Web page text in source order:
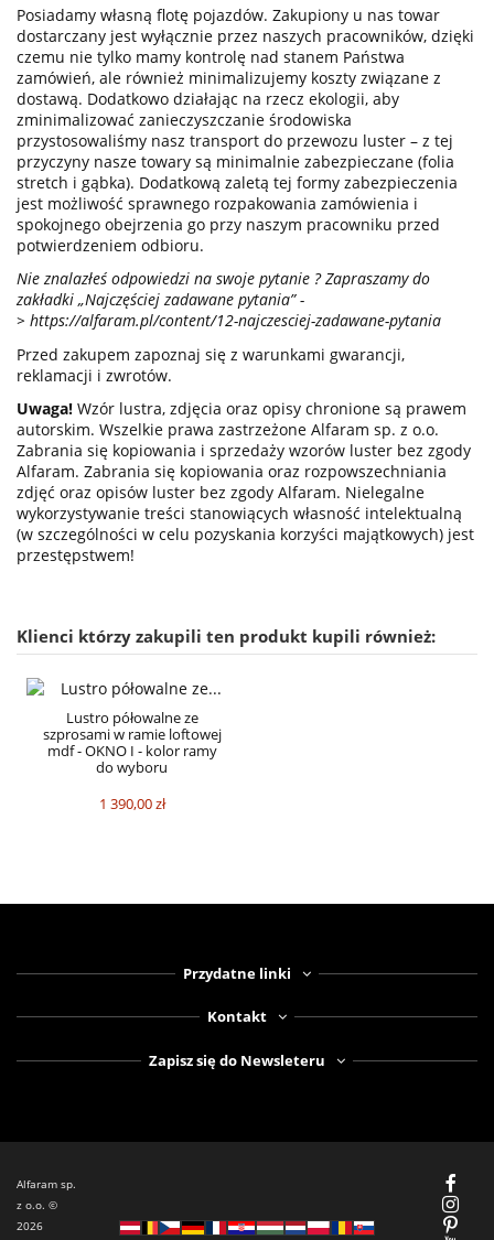
Posiadamy własną flotę pojazdów. Zakupiony u nas towar
dostarczany jest wyłącznie przez naszych pracowników, dzięki
czemu nie tylko mamy kontrolę nad stanem Państwa
zamówień, ale również minimalizujemy koszty związane z
dostawą. Dodatkowo działając na rzecz ekologii, aby
zminimalizować zanieczyszczanie środowiska
przystosowaliśmy nasz transport do przewozu luster – z tej
przyczyny nasze towary są minimalnie zabezpieczane (folia
stretch i gąbka). Dodatkową zaletą tej formy zabezpieczenia
jest możliwość sprawnego rozpakowania zamówienia i
spokojnego obejrzenia go przy naszym pracowniku przed
potwierdzeniem odbioru.
Nie znalazłeś odpowiedzi na swoje pytanie ? Zapraszamy do
zakładki „Najczęściej zadawane pytania” -
> https://alfaram.pl/content/12-najczesciej-zadawane-pytania
Przed zakupem zapoznaj się z warunkami gwarancji,
reklamacji i zwrotów.
Uwaga! Wzór lustra, zdjęcia oraz opisy chronione są prawem
autorskim. Wszelkie prawa zastrzeżone Alfaram sp. z o.o.
Zabrania się kopiowania i sprzedaży wzorów luster bez zgody
Alfaram. Zabrania się kopiowania oraz rozpowszechniania
zdjęć oraz opisów luster bez zgody Alfaram. Nielegalne
wykorzystywanie treści stanowiących własność intelektualną
(w szczególności w celu pozyskania korzyści majątkowych) jest
przestępstwem!
Klienci którzy zakupili ten produkt kupili również:
Lustro półowalne ze
szprosami w ramie loftowej
mdf - OKNO I - kolor ramy
do wyboru
1 390,00 zł
Przydatne linki
Kontakt
Zapisz się do Newsleteru
Alfaram sp.
z o.o. ©
2026